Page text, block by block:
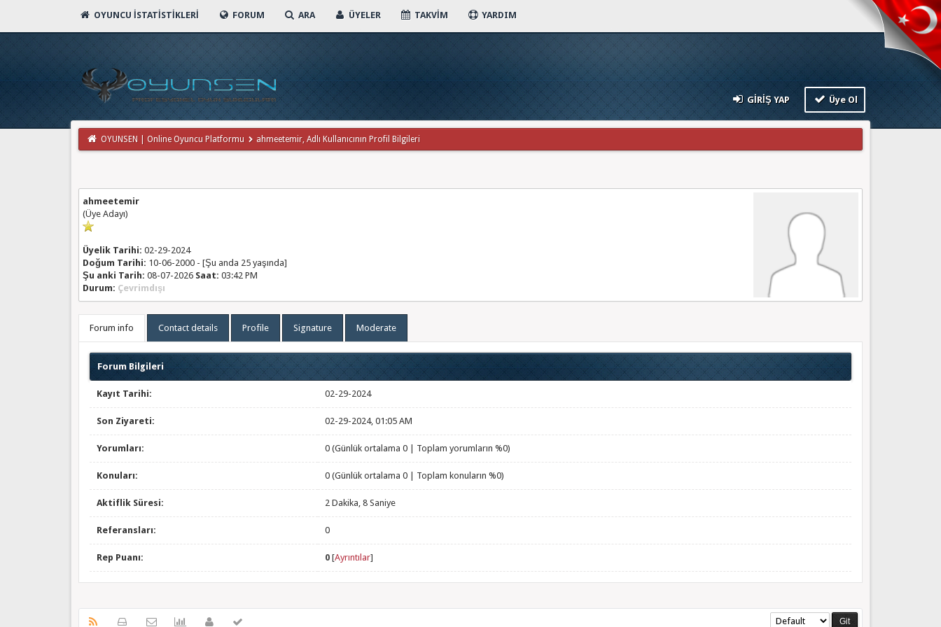
OYUNCU İSTATISTIKLERI FORUM ARA ÜYELER TAKVIM YARDIM
GIRIŞ YAP Üye Ol
OYUNSEN | Online Oyuncu Platformu ahmeetemir, Adlı Kullanıcının Profil Bilgileri
ahmeetemir
(Üye Adayı)
Üyelik Tarihi: 02-29-2024
Doğum Tarihi: 10-06-2000 - [Şu anda 25 yaşında]
Şu anki Tarih: 08-07-2026 Saat: 03:42 PM
Durum: Çevrimdışı
Forum info Contact details Profile Signature Moderate
Forum Bilgileri
Kayıt Tarihi: 02-29-2024
Son Ziyareti: 02-29-2024, 01:05 AM
Yorumları: 0 (Günlük ortalama 0 | Toplam yorumların %0)
Konuları: 0 (Günlük ortalama 0 | Toplam konuların %0)
Aktiflik Süresi: 2 Dakika, 8 Saniye
Referansları: 0
Rep Puanı: 0 [Ayrıntılar]